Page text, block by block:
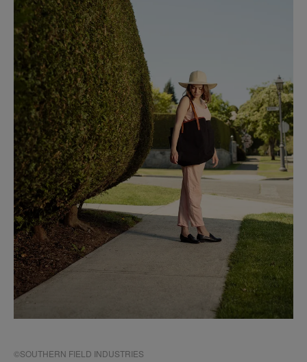
©SOUTHERN FIELD INDUSTRIES